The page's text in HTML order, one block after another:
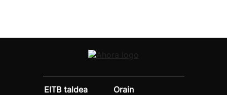
EITB taldea
Orain